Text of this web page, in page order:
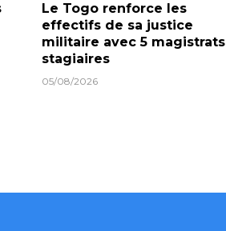
Le Togo renforce les
effectifs de sa justice
militaire avec 5 magistrats
stagiaires
05/08/2026